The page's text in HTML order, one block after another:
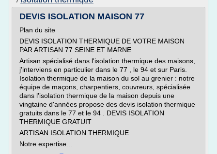
DEVIS ISOLATION MAISON 77
Plan du site
DEVIS ISOLATION THERMIQUE DE VOTRE MAISON
PAR ARTISAN 77 SEINE ET MARNE
Artisan spécialisé dans l'isolation thermique des maisons,
j'interviens en particulier dans le 77 , le 94 et sur Paris.
Isolation thermique de la maison du sol au grenier : notre
équipe de maçons, charpentiers, couvreurs, spécialisée
dans l'isolation thermique de la maison depuis une
vingtaine d'années propose des devis isolation thermique
gratuits dans le 77 et le 94 . DEVIS ISOLATION
THERMIQUE GRATUIT
ARTISAN ISOLATION THERMIQUE
Notre expertise...